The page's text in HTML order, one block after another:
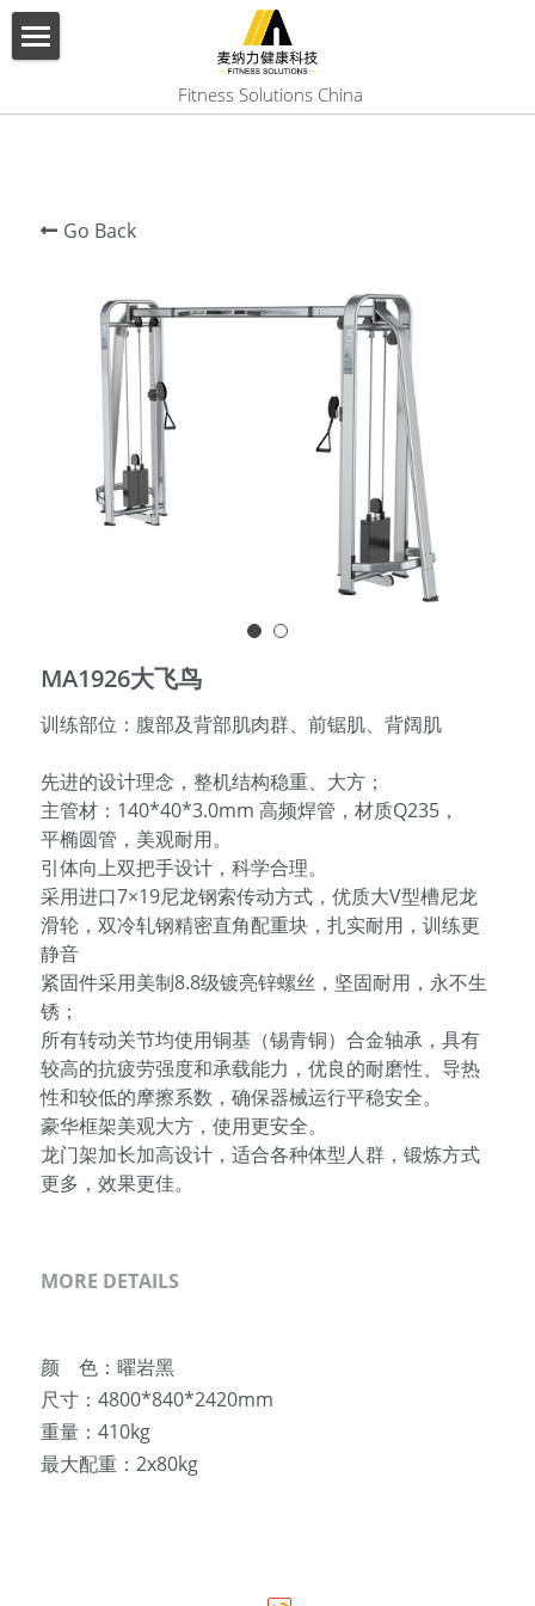
Fitness Solutions China
SHOW CASE
CONTACT US
Search
English
English
Go Back
MA1926大飞鸟
训练部位：腹部及背部肌肉群、前锯肌、背阔肌
先进的设计理念，整机结构稳重、大方；
主管材：140*40*3.0mm 高频焊管，材质Q235，
平椭圆管，美观耐用。
引体向上双把手设计，科学合理。
采用进口7×19尼龙钢索传动方式，优质大V型槽尼龙
滑轮，双冷轧钢精密直角配重块，扎实耐用，训练更
静音
紧固件采用美制8.8级镀亮锌螺丝，坚固耐用，永不生
锈；
所有转动关节均使用铜基（锡青铜）合金轴承，具有
较高的抗疲劳强度和承载能力，优良的耐磨性、导热
性和较低的摩擦系数，确保器械运行平稳安全。
豪华框架美观大方，使用更安全。
龙门架加长加高设计，适合各种体型人群，锻炼方式
更多，效果更佳。
MORE DETAILS
颜    色：曜岩黑
尺寸：4800*840*2420mm
重量：410kg
最大配重：2x80kg
BLOG CATEGORIES
All Categories